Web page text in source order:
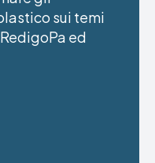
sui temi
ed